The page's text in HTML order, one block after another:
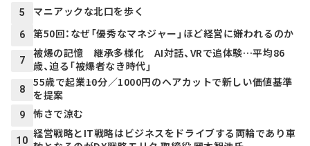
5 マニアックな北口を歩く
6 第50回：なぜ「優秀なマネジャー」ほど経営に嫌われるのか
7
被爆の記憶 継承多様化 AI対話、VRで追体験…平均86
歳、迫る「被爆者なき時代」
8
55歳で起業――10分／1000円のヘアカットで新しい価値基準
を提案
9 怖さで涼む
10
経営戦略とIT戦略はビジネスをドライブする両輪であり車